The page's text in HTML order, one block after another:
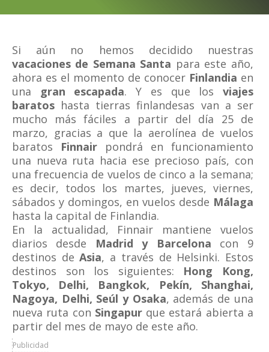
Si aún no hemos decidido nuestras
vacaciones de Semana Santa para este año,
ahora es el momento de conocer Finlandia en
una gran escapada. Y es que los viajes
baratos hasta tierras finlandesas van a ser
mucho más fáciles a partir del día 25 de
marzo, gracias a que la aerolínea de vuelos
baratos Finnairpondrá en funcionamiento
una nueva ruta hacia ese precioso país, con
una frecuencia de vuelos de cinco a la semana;
es decir, todos los martes, jueves, viernes,
sábados y domingos, en vuelos desde Málaga
hasta la capital de Finlandia.
En la actualidad, Finnair mantiene vuelos
diarios desde Madrid y Barcelona con 9
destinos deAsia, a través de Helsinki. Estos
destinos son los siguientes: Hong Kong,
Tokyo, Delhi, Bangkok, Pekín, Shanghai,
Nagoya, Delhi, Seúl y Osaka, además de una
nueva ruta con Singapurque estará abierta a
partir del mes de mayo de este año.
Publicidad